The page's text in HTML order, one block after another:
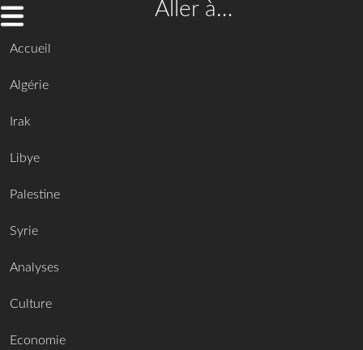
Aller à…
Accueil
Algérie
Irak
Libye
Palestine
Syrie
Analyses
Culture
Economie